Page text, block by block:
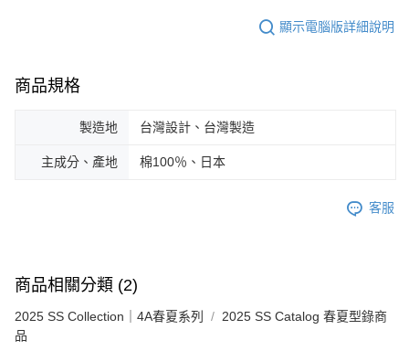
顯示電腦版詳細說明
商品規格
製造地 台灣設計、台灣製造
主成分、產地 棉100％、日本
客服
商品相關分類 (2)
2025 SS Collection｜4A春夏系列
2025 SS Catalog 春夏型錄商
品